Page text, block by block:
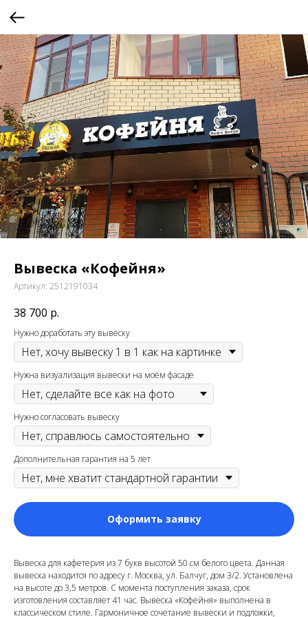
Вывеска «Кофейня»
Артикул: 2512191034
38 700 р.
Нужно доработать эту вывеску
Нужна визуализация вывески на моём фасаде
Нужно согласовать вывеску
Дополнительная гарантия на 5 лет
Оформить заявку
Вывеска для кафетерия из 7 букв высотой 50 см белого цвета. Данная
вывеска находится по адресу г. Москва, ул. Балчуг, дом 3/2. Установлена
на высоте до 3,5 метров. С момента поступления заказа, срок
изготовления составляет 41 час. Вывеска «Кофейня» выполнена в
классическом стиле. Гармоничное сочетание вывески и подложки,